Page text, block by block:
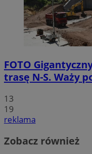
FOTO
trasę N-S. Waży
13
19
reklama
Zobacz również